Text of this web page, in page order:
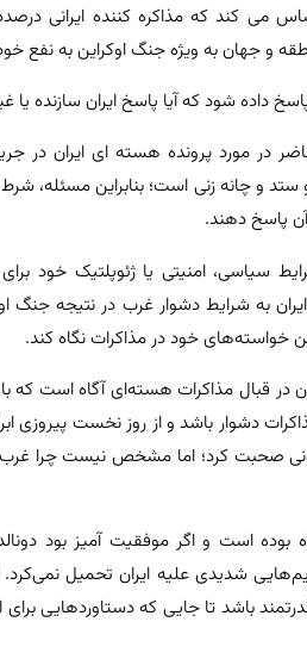
می کند که مذاکره کننده ایرانی
و جهان به ویژه جنگ اوکراین به نفع
داده شود که آیا پاسخ ایران سازنده یا
در مورد پرونده هسته ای ایران در
و چانه زنی است؛ بنابراین مسئله،
پاسخ دهند.
سیاسی، امنیتی یا ژئوپلتیک خود
به شرایط دشوار غرب در نتیجه جنگ
خواسته‌های خود در مذاکرات نگاه کند.
در قبال مذاکرات هسته‌ای آگاه است که
دشوار باشد و از روز نخست پیروزی
صحبت کرد؛ اما مشخص نیست چرا غرب
است و اگر موفقیت آمیز بود
شدیدی علیه ایران تحمیل نمی‌کرد.
باشد تا جایی که دستاوردهایی برای